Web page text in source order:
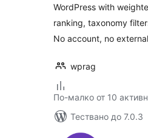
WordPress with
ranking, taxonomy
No account, no
wprag
По-малко от 10
Тествано до 7.0.3